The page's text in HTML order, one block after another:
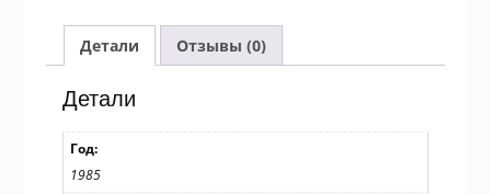
1985.
Аплодисменты,
аплодисменты...
/p104
Детали Отзывы (0)
Детали
Год:
1985